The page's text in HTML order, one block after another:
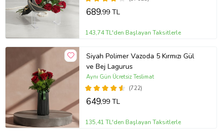
689,99 TL
143,74 TL'den Başlayan Taksitlerle
Siyah Polimer Vazoda 5 Kırmızı Gül
ve Bej Lagurus
(722)
Aynı Gün Ücretsiz Teslimat
649,99 TL
135,41 TL'den Başlayan Taksitlerle